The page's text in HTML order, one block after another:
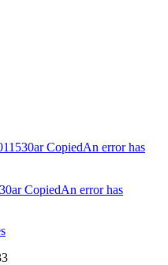
CopiedAn error has
CopiedAn error has